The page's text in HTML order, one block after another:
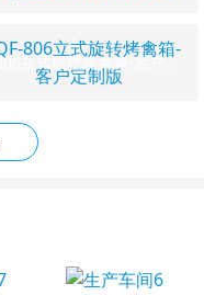
QF-806立式旋转烤禽箱-客户定制版